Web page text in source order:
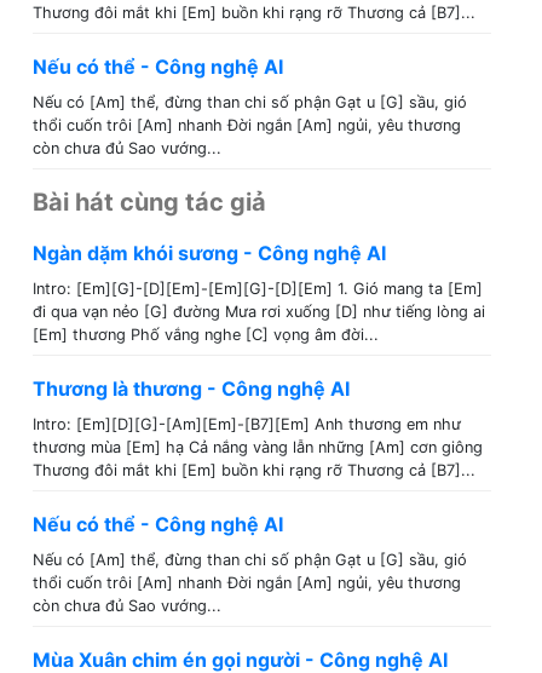
Thương đôi mắt khi [Em] buồn khi rạng rỡ Thương cả [B7]...
Nếu có thể - Công nghệ AI
Nếu có [Am] thể, đừng than chi số phận Gạt u [G] sầu, gió
thổi cuốn trôi [Am] nhanh Đời ngắn [Am] ngủi, yêu thương
còn chưa đủ Sao vướng...
Bài hát cùng tác giả
Ngàn dặm khói sương - Công nghệ AI
Intro: [Em][G]-[D][Em]-[Em][G]-[D][Em] 1. Gió mang ta [Em]
đi qua vạn nẻo [G] đường Mưa rơi xuống [D] như tiếng lòng ai
[Em] thương Phố vắng nghe [C] vọng âm đời...
Thương là thương - Công nghệ AI
Intro: [Em][D][G]-[Am][Em]-[B7][Em] Anh thương em như
thương mùa [Em] hạ Cả nắng vàng lẫn những [Am] cơn giông
Thương đôi mắt khi [Em] buồn khi rạng rỡ Thương cả [B7]...
Nếu có thể - Công nghệ AI
Nếu có [Am] thể, đừng than chi số phận Gạt u [G] sầu, gió
thổi cuốn trôi [Am] nhanh Đời ngắn [Am] ngủi, yêu thương
còn chưa đủ Sao vướng...
Mùa Xuân chim én gọi người - Công nghệ AI